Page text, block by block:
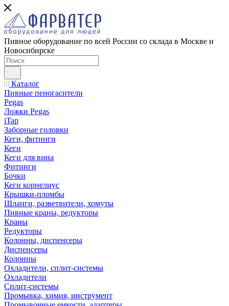
Пивное оборудование по всей России со склада в Москве и
Новосибирске
Каталог
Пивные пеногасители
Pegas
Ложки Pegas
iTap
Заборные головки
Кеги, фитинги
Кеги
Кеги для вина
Фитинги
Бочки
Кеги корнелиус
Крышки-пломбы
Шланги, разветвители, хомуты
Пивные краны, редукторы
Краны
Редукторы
Колонны, диспенсеры
Диспенсеры
Колонны
Охладители, сплит-системы
Охладители
Сплит-системы
Промывка, химия, инструмент